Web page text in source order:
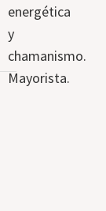
energética
y
chamanismo.
Mayorista.